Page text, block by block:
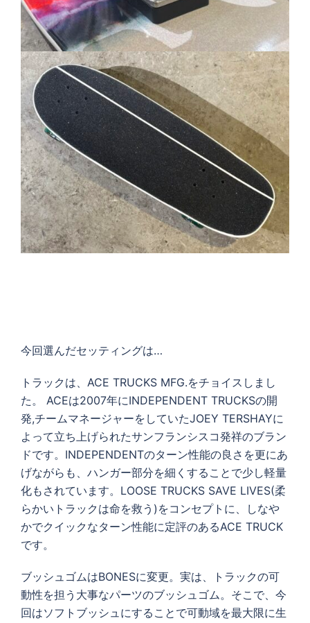
今回選んだセッティングは…
トラックは、ACE TRUCKS MFG.をチョイスしまし
た。 ACEは2007年にINDEPENDENT TRUCKSの開
発,チームマネージャーをしていたJOEY TERSHAYに
よって立ち上げられたサンフランシスコ発祥のブラン
ドです。INDEPENDENTのターン性能の良さを更にあ
げながらも、ハンガー部分を細くすることで少し軽量
化もされています。LOOSE TRUCKS SAVE LIVES(柔
らかいトラックは命を救う)をコンセプトに、しなや
かでクイックなターン性能に定評のあるACE TRUCK
です。
ブッシュゴムはBONESに変更。実は、トラックの可
動性を担う大事なパーツのブッシュゴム。そこで、今
回はソフトブッシュにすることで可動域を最大限に生